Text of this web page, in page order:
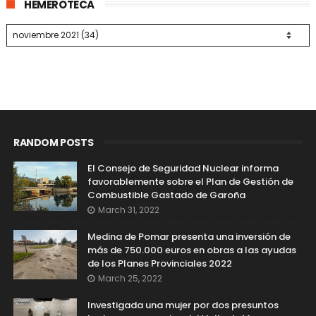
HEMEROTECA
RANDOM POSTS
El Consejo de Seguridad Nuclear informa
favorablemente sobre el Plan de Gestión de
Combustible Gastado de Garoña
March 31, 2022
Medina de Pomar presenta una inversión de
más de 750.000 euros en obras a las ayudas
de los Planes Provinciales 2022
March 25, 2022
Investigada una mujer por dos presuntos